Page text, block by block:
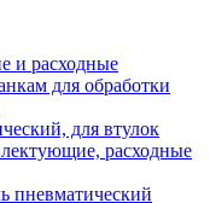
и расходные
для обработки
для втулок
расходные
пневматический